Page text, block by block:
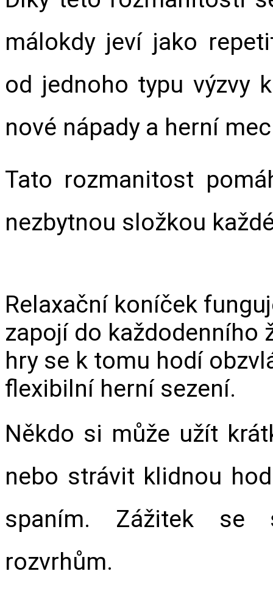
málokdy jeví jako
od jednoho typu výzvy
nové nápady a herní
Tato rozmanitost
nezbytnou složkou
Relaxační koníček
zapojí do každodenního
hry se k tomu hodí
flexibilní herní sezení.
Někdo si může užít
nebo strávit klidnou
spaním. Zážitek se
rozvrhům.